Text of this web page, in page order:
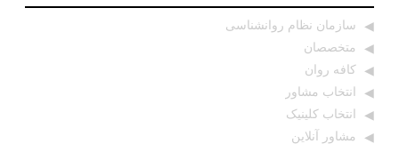
سازمان نظام روانشناسی
متخصصان
کافه روان
انتخاب مشاور
انتخاب کلینیک
مشاور آنلاین